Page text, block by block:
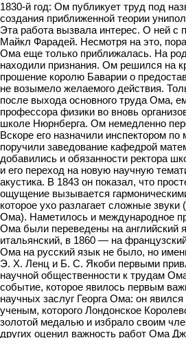
1830-й год: Ом публикует труд под
создания приближенной теории
Эта работа вызвала интерес. О ней с
Майкл Фарадей. Несмотря на это,
Ома еще только приближалась. На
находили признания. Ом решился на
прошение королю Баварии о
не возымело желаемого действия.
после выхода основного труда Ома,
профессора физики во вновь
школе Нюрнберга. Ом немедленно
Вскоре его назначили инспектором
поручили заведование кафедрой
добавились и обязанности ректора
и его переход на новую научную
акустика. В 1843 он показал, что
ощущение вызывается
которое ухо разлагает сложные звуки
Ома). Наметилось и международное
Ома были переведены на английский
итальянский, в 1860 — на
Ома на русский язык не было, но
Э. Х. Ленц и Б. С. Якоби первыми
научной общественности к трудам
событие, которое явилось первым
научных заслуг Георга Ома: он
ученым, которого Лондонское
золотой медалью и избрало своим
других оценил важность работ Ома